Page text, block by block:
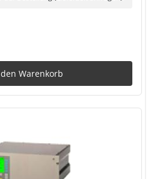
Warenkorb